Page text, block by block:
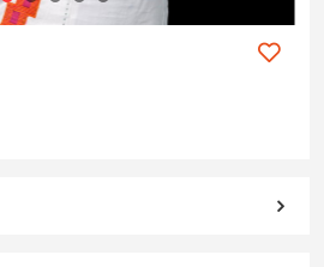
1 2 3 4 5